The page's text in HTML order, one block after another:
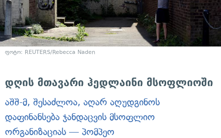
ფოტო: REUTERS/Rebecca Naden
დღის მთავარი ჰედლაინი მსოფლიოში
აშშ-მ, შესაძლოა, აღარ აღუდგინოს
დაფინანსება ჯანდაცვის მსოფლიო
ორგანიზაციას — პომპეო